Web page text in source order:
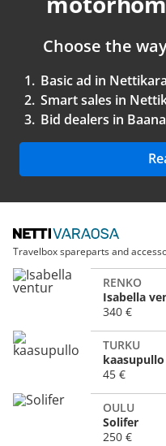
Choose the
1. Basic ad in
2. Smart sales in
3. Bid dealers in Baana
Travelbox spareparts and
RENKO
Isabella
340 €
TURKU
kaasupullo
45 €
OULU
Solifer
250 €